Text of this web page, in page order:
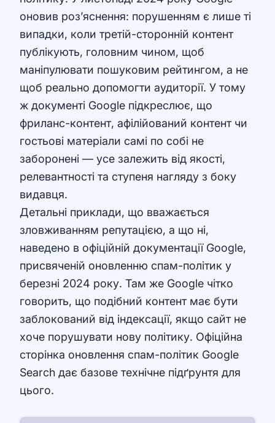
оновив роз’яснення: порушенням є лише ті
випадки, коли третій-сторонній контент
публікують, головним чином, щоб
маніпулювати пошуковим рейтингом, а не
щоб реально допомогти аудиторії. У тому
ж документі Google підкреслює, що
фриланс-контент, афілійований контент чи
гостьові матеріали самі по собі не
заборонені — усе залежить від якості,
релевантності та ступеня нагляду з боку
видавця.
Детальні приклади, що вважається
зловживанням репутацією, а що ні,
наведено в офіційній документації Google,
присвяченій оновленню спам-політик у
березні 2024 року. Там же Google чітко
говорить, що подібний контент має бути
заблокований від індексації, якщо сайт не
хоче порушувати нову політику. Офіційна
сторінка оновлення спам-політик Google
Search дає базове технічне підґрунтя для
цього.